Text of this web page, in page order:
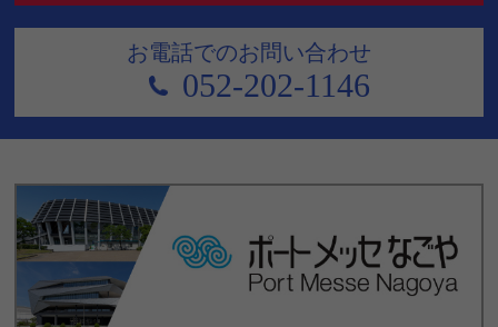
お電話でのお問い合わせ
052-202-1146